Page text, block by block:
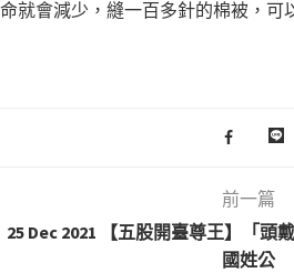
命就會減少，縫⼀百多針的棉被，可
前一篇
25 Dec 2021 【五股開臺尊王】「頭
國姓公